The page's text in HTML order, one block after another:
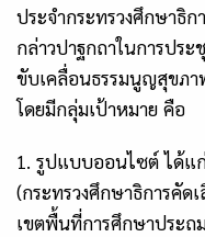
ประจำกระทรวงศึกษาธิก
กล่าวปาฐกถาในการปร
ขับเคลื่อนธรรมนูญสุขภ
โดยมีกลุ่มเป้าหมาย คือ
1. รูปแบบออนไซต์ ได้แ
(กระทรวงศึกษาธิการคัด
เขตพื้นที่การศึกษาประ